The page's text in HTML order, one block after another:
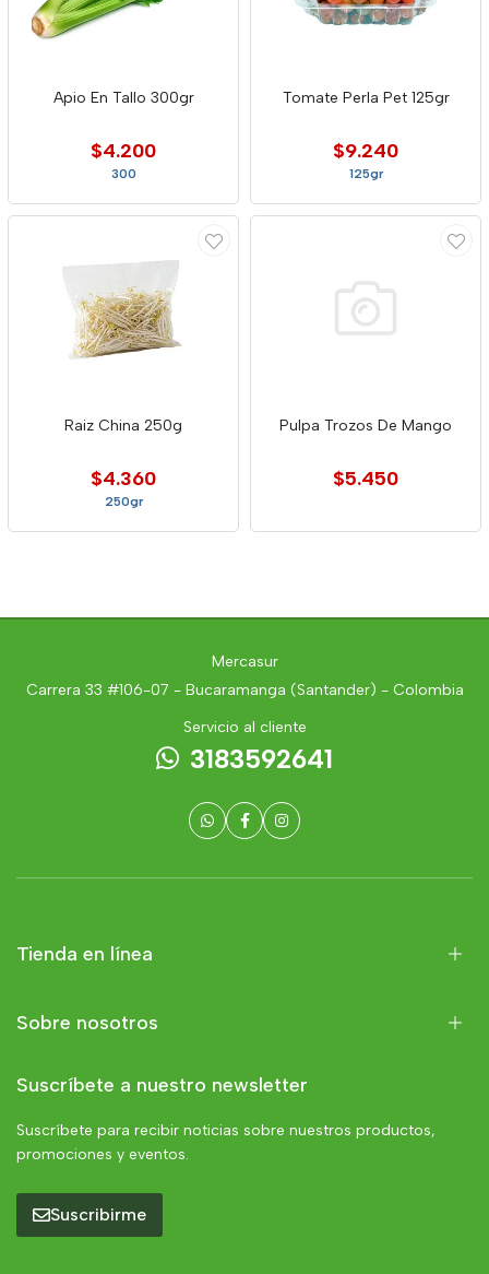
Apio En Tallo 300gr
$4.200
300
Tomate Perla Pet 125gr
$9.240
125gr
Raiz China 250g
$4.360
250gr
Pulpa Trozos De Mango
$5.450
Mercasur
Carrera 33 #106-07 - Bucaramanga (Santander) - Colombia
Servicio al cliente
3183592641
Tienda en línea
Sobre nosotros
Suscríbete a nuestro newsletter
Suscríbete para recibir noticias sobre nuestros productos,
promociones y eventos.
Suscribirme